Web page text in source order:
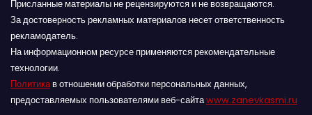
Присланные материалы не рецензируются и не возвращаются.
За достоверность рекламных материалов несет ответственность
рекламодатель.
На информационном ресурсе применяются рекомендательные
технологии.
Политикав отношении обработки персональных данных,
предоставляемых пользователями веб-сайтаwww.zanevkasmi.ru